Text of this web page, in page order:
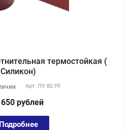
термостойкая (
Силикон)
Арт. ЛУ 80 PF
рублей
Подробнее